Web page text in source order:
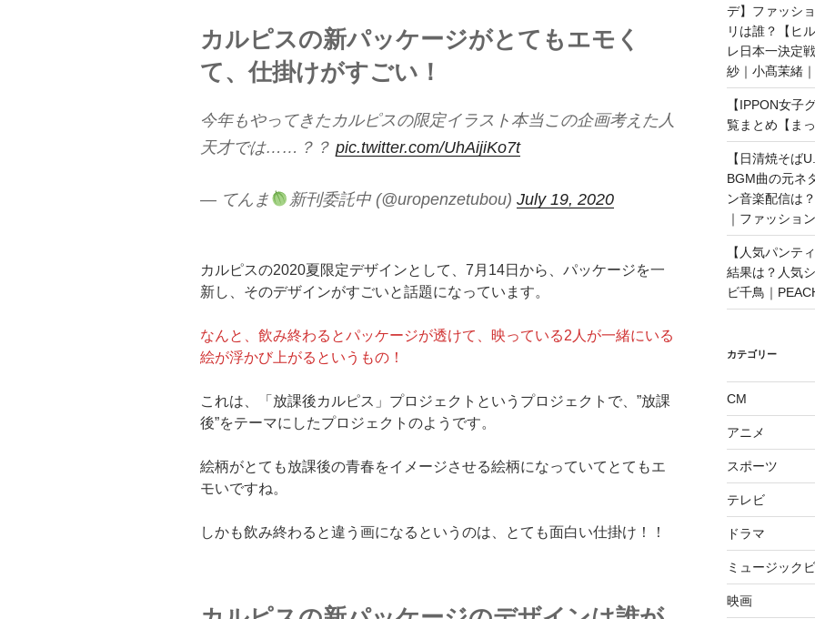
カルピスの新パッケージがとてもエモく
て、仕掛けがすごい！
今年もやってきたカルピスの限定イラスト本当この企画考えた人
天才では……？？ pic.twitter.com/UhAijiKo7t
— てんま 新刊委託中 (@uropenzetubou) July 19, 2020
カルピスの2020夏限定デザインとして、7月14日から、パッケージを一
新し、そのデザインがすごいと話題になっています。
なんと、飲み終わるとパッケージが透けて、映っている2人が一緒にいる
絵が浮かび上がるというもの！
これは、「放課後カルピス」プロジェクトというプロジェクトで、”放課
後”をテーマにしたプロジェクトのようです。
絵柄がとても放課後の青春をイメージさせる絵柄になっていてとてもエ
モいですね。
しかも飲み終わると違う画になるというのは、とても面白い仕掛け！！
デ】ファッシ
リは誰？【ヒ
レ日本一決定
紗｜小髙茉緒
【IPPON女子
覧まとめ【ま
【日清焼そば
BGM曲の元ネ
ン音楽配信は
｜ファッショ
【人気パンテ
結果は？人気
ビ千鳥｜
カテゴリー
CM
アニメ
スポーツ
テレビ
ドラマ
ミュージック
映画